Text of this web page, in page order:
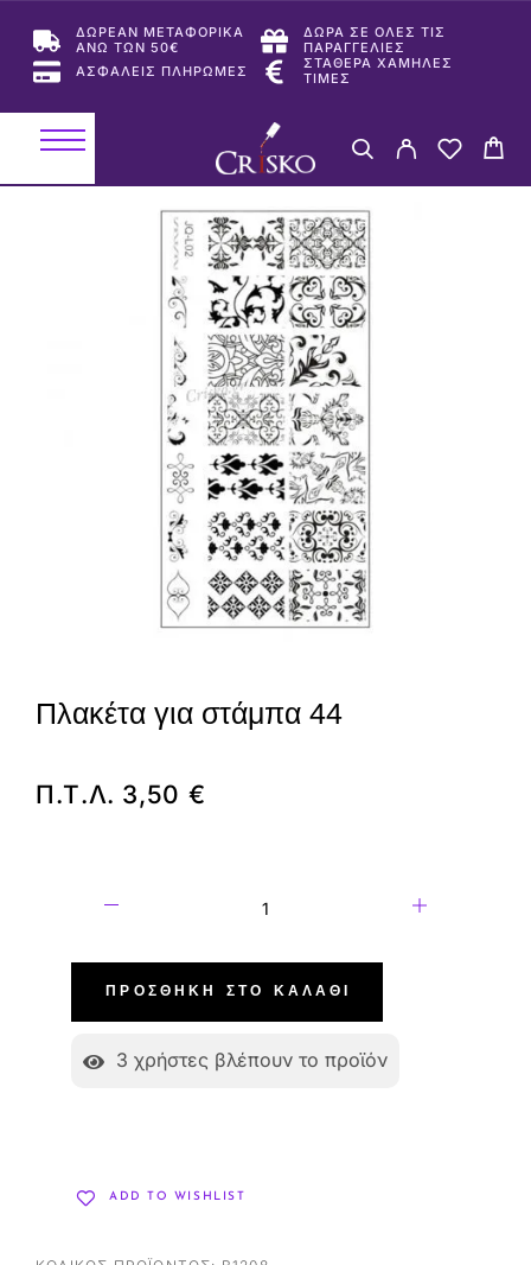
ΔΩΡΕΑΝ ΜΕΤΑΦΟΡΙΚΑ
ΑΝΩ ΤΩΝ 50€
ΔΩΡΑ ΣΕ ΟΛΕΣ ΤΙΣ
ΠΑΡΑΓΓΕΛΙΕΣ
ΑΣΦΑΛΕΙΣ ΠΛΗΡΩΜΕΣ
ΣΤΑΘΕΡΑ ΧΑΜΗΛΕΣ
ΤΙΜΕΣ
Πλακέτα για στάμπα 44
Π.Τ.Λ. 3,50 €
ΠΡΟΣΘΉΚΗ ΣΤΟ ΚΑΛΆΘΙ
3 χρήστες βλέπουν το προϊόν
ADD TO WISHLIST